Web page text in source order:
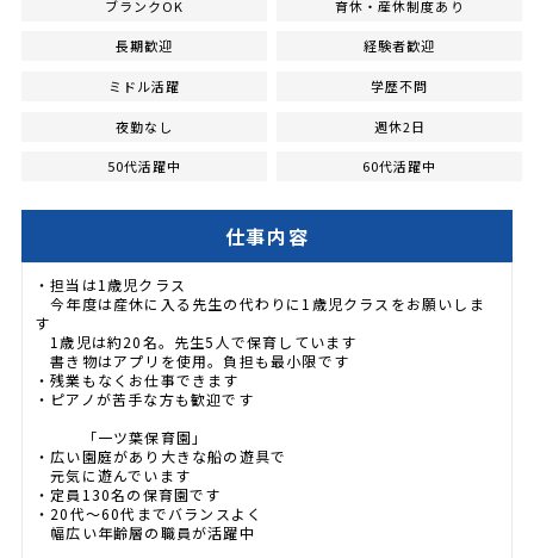
ブランクOK 育休・産休制度あり
長期歓迎 経験者歓迎
ミドル活躍 学歴不問
夜勤なし 週休2日
50代活躍中 60代活躍中
仕事内容
・担当は1歳児クラス
今年度は産休に入る先生の代わりに1歳児クラスをお願いしま
す
1歳児は約20名。先生5人で保育しています
書き物はアプリを使用。負担も最小限です
・残業もなくお仕事できます
・ピアノが苦手な方も歓迎です
「一ツ葉保育園」
・広い園庭があり大きな船の遊具で
元気に遊んでいます
・定員130名の保育園です
・20代～60代までバランスよく
幅広い年齢層の職員が活躍中